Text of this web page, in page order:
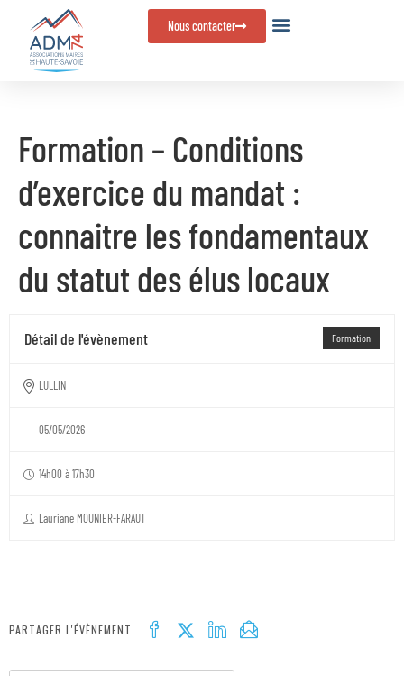
Nous contacter
Formation – Conditions
d’exercice du mandat :
connaitre les fondamentaux
du statut des élus locaux
Formation
Détail de l'évènement
LULLIN
05/05/2026
14h00 à 17h30
Lauriane MOUNIER-FARAUT
PARTAGER L'ÉVÈNEMENT
Panneau de gestion des cookies